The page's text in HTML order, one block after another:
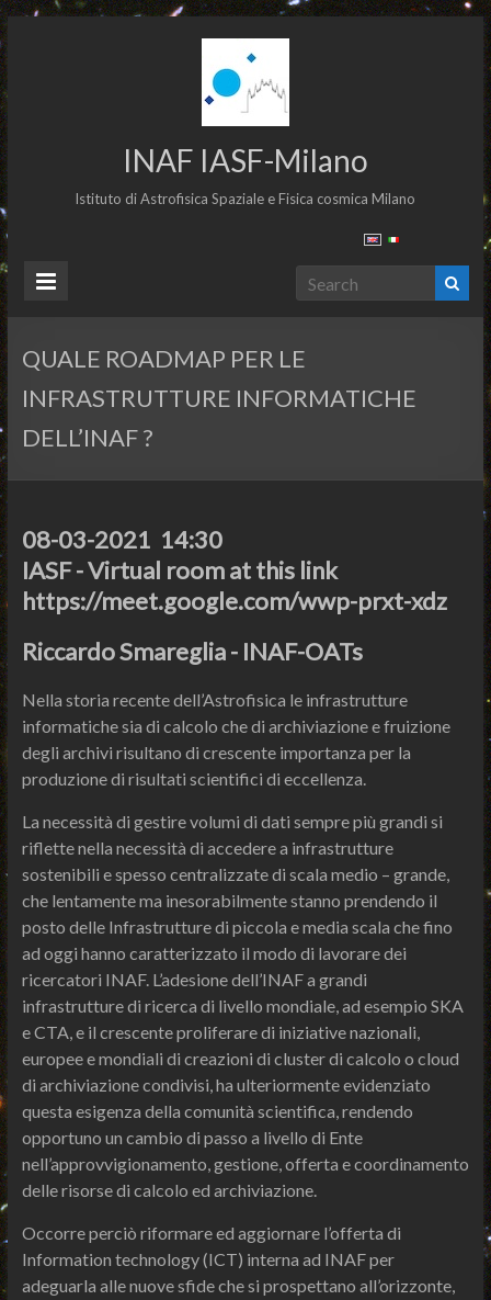
INAF IASF-Milano
Istituto di Astrofisica Spaziale e Fisica cosmica Milano
QUALE ROADMAP PER LE
INFRASTRUTTURE INFORMATICHE
DELL’INAF ?
08-03-2021 14:30
IASF - Virtual room at this link
https://meet.google.com/wwp-prxt-xdz
Riccardo Smareglia - INAF-OATs
Nella storia recente dell’Astrofisica le infrastrutture
informatiche sia di calcolo che di archiviazione e fruizione
degli archivi risultano di crescente importanza per la
produzione di risultati scientifici di eccellenza.
La necessità di gestire volumi di dati sempre più grandi si
riflette nella necessità di accedere a infrastrutture
sostenibili e spesso centralizzate di scala medio – grande,
che lentamente ma inesorabilmente stanno prendendo il
posto delle Infrastrutture di piccola e media scala che fino
ad oggi hanno caratterizzato il modo di lavorare dei
ricercatori INAF. L’adesione dell’INAF a grandi
infrastrutture di ricerca di livello mondiale, ad esempio SKA
e CTA, e il crescente proliferare di iniziative nazionali,
europee e mondiali di creazioni di cluster di calcolo o cloud
di archiviazione condivisi, ha ulteriormente evidenziato
questa esigenza della comunità scientifica, rendendo
opportuno un cambio di passo a livello di Ente
nell’approvvigionamento, gestione, offerta e coordinamento
delle risorse di calcolo ed archiviazione.
Occorre perciò riformare ed aggiornare l’offerta di
Information technology (ICT) interna ad INAF per
adeguarla alle nuove sfide che si prospettano all’orizzonte,